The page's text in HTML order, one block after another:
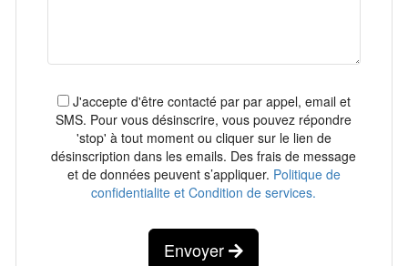
J'accepte d'être contacté par par appel, email et
SMS. Pour vous désinscrire, vous pouvez répondre
'stop' à tout moment ou cliquer sur le lien de
désinscription dans les emails. Des frais de message
et de données peuvent s’appliquer. Politique de
confidentialite et Condition de services.
Envoyer